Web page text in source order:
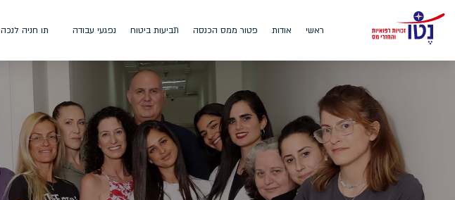
ראשי אודות פטור ממס הכנסה תביעות ביטוח נפגעי עבודה תו חניה לנכה